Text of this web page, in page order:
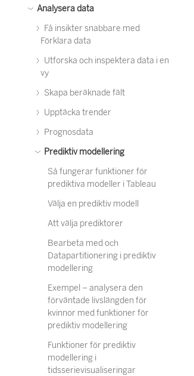
Analysera data
Få insikter snabbare med
Förklara data
Utforska och inspektera data i en
vy
Skapa beräknade fält
Upptäcka trender
Prognosdata
Prediktiv modellering
Så fungerar funktioner för
prediktiva modeller i Tableau
Välja en prediktiv modell
Att välja prediktorer
Bearbeta med och
Datapartitionering i prediktiv
modellering
Exempel – analysera den
förväntade livslängden för
kvinnor med funktioner för
prediktiv modellering
Funktioner för prediktiv
modellering i
tidsserievisualiseringar